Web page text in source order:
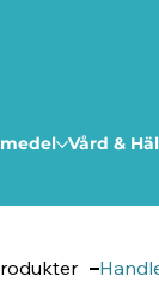
Vård &